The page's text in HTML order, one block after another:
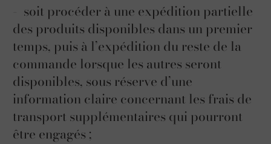
- soit procéder à une expédition partielle
des produits disponibles dans un premier
temps, puis à l’expédition du reste de la
commande lorsque les autres seront
disponibles, sous réserve d’une
information claire concernant les frais de
transport supplémentaires qui pourront
être engagés ;